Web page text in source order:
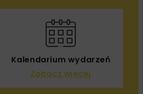
Kalendarium wydarzeń
Zobacz więcej